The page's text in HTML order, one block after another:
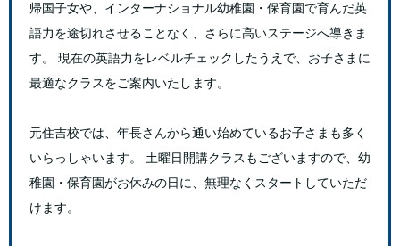
帰国子女や、インターナショナル幼稚園・保育園で育んだ英
語力を途切れさせることなく、さらに高いステージへ導きま
す。 現在の英語力をレベルチェックしたうえで、お子さまに
最適なクラスをご案内いたします。
元住吉校では、年長さんから通い始めているお子さまも多く
いらっしゃいます。 土曜日開講クラスもございますので、幼
稚園・保育園がお休みの日に、無理なくスタートしていただ
けます。